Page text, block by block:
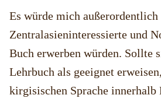
Es würde mich
Zentralasieninteressierte und
Buch erwerben würden. Sollte
Lehrbuch als geeignet
kirgisischen Sprache innerhalb